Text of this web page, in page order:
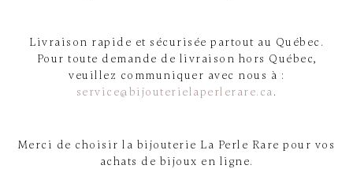
Livraison rapide et sécurisée partout au Québec.
Pour toute demande de livraison hors Québec,
veuillez communiquer avec nous à :
service@bijouterielaperlerare.ca.
Merci de choisir la bijouterie La Perle Rare pour vos
achats de bijoux en ligne.